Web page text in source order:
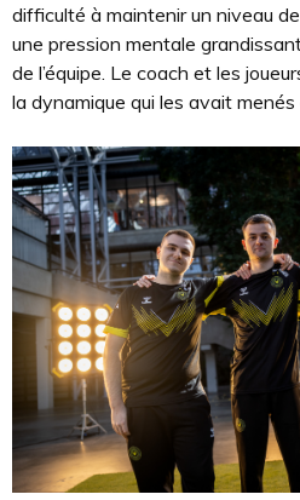
difficulté à maintenir un niveau
une pression mentale
de l’équipe. Le coach et les
la dynamique qui les avait